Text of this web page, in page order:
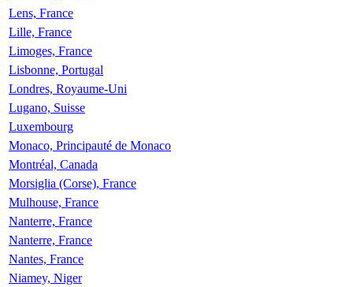
Lens, France
Lille, France
Limoges, France
Lisbonne, Portugal
Londres, Royaume-Uni
Lugano, Suisse
Luxembourg
Monaco, Principauté de Monaco
Montréal, Canada
Morsiglia (Corse), France
Mulhouse, France
Nanterre, France
Nanterre, France
Nantes, France
Niamey, Niger